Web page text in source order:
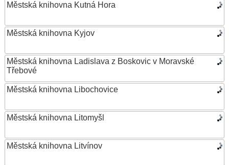
Městská knihovna Kutná Hora
Městská knihovna Kyjov
Městská knihovna Ladislava z Boskovic v Moravské
Třebové
Městská knihovna Libochovice
Městská knihovna Litomyšl
Městská knihovna Litvínov